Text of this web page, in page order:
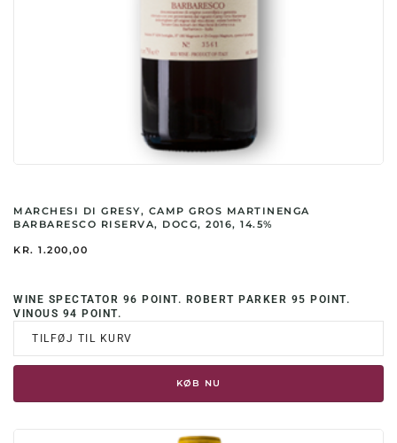
MARCHESI DI GRESY, CAMP GROS MARTINENGA
BARBARESCO RISERVA, DOCG, 2016, 14.5%
KR. 1.200,00
WINE SPECTATOR 96 POINT. ROBERT PARKER 95 POINT.
VINOUS 94 POINT.
TILFØJ TIL KURV
KØB NU